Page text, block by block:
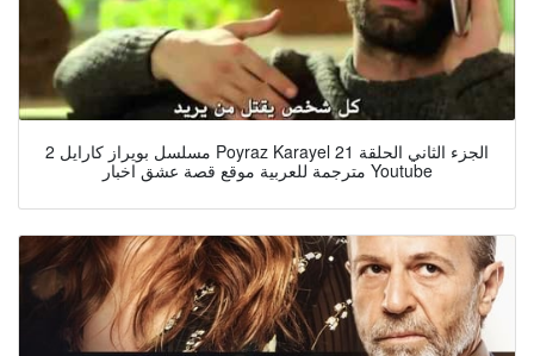
مسلسل بويراز كارايل 2 Poyraz Karayel الجزء الثاني الحلقة 21
مترجمة للعربية موقع قصة عشق اخبار Youtube